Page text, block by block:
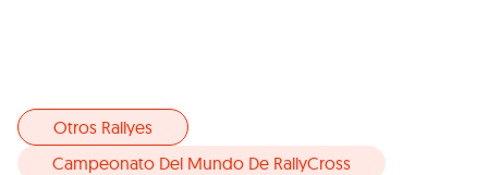
Otros Rallyes
Campeonato Del Mundo De RallyCross